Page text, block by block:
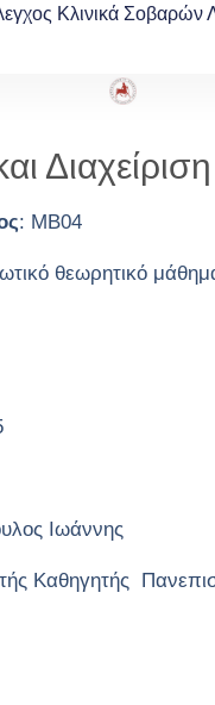
Κλινικά Σοβαρών
: ΜΒ04
θεωρητικό
Ιωάννης
Καθηγητής